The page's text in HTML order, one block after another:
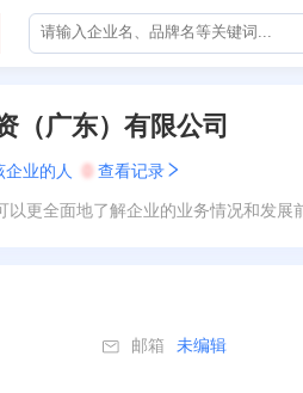
（广东）有限公司
企业的人 0 查看记录
更全面地了解企业的业务情况和发
邮箱 未编辑